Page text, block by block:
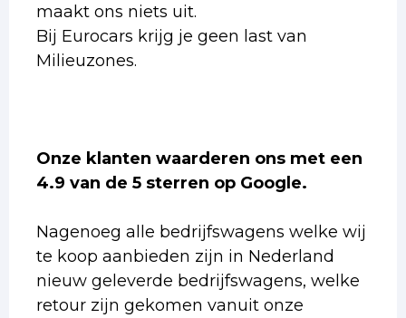
maakt ons niets uit.
Bij Eurocars krijg je geen last van
Milieuzones.
Onze klanten waarderen ons met een
4.9 van de 5 sterren op Google.
Nagenoeg alle bedrijfswagens welke wij
te koop aanbieden zijn in Nederland
nieuw geleverde bedrijfswagens, welke
retour zijn gekomen vanuit onze